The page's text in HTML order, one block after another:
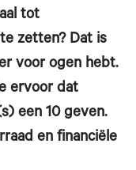
tot
zetten? Dat is
voor ogen hebt.
ervoor dat
een 10 geven.
en financiële